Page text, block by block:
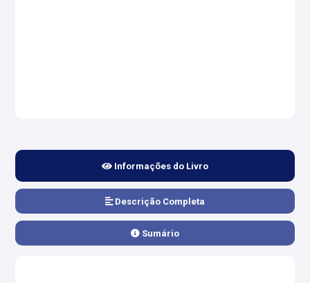
Informações do Livro
Descrição Completa
Sumário